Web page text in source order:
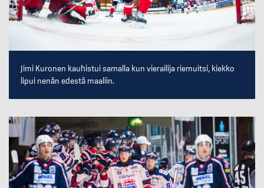
Jimi Kuronen kauhistui samalla kun vierailija riemuitsi, kiekko
lipui nenän edestä maaliin.